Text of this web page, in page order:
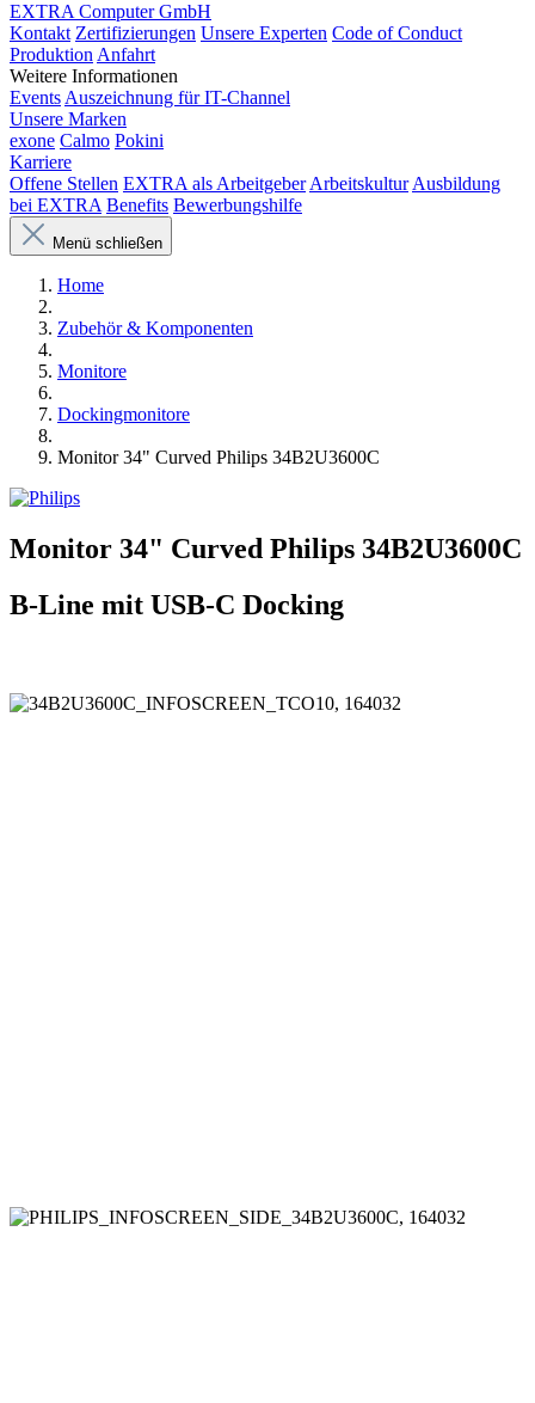
EXTRA Computer GmbH
Kontakt Zertifizierungen Unsere Experten Code of Conduct
Produktion Anfahrt
Weitere Informationen
Events Auszeichnung für IT-Channel
Unsere Marken
exone Calmo Pokini
Karriere
Offene Stellen EXTRA als Arbeitgeber Arbeitskultur Ausbildung
bei EXTRA Benefits Bewerbungshilfe
Menü schließen
Home
Zubehör & Komponenten
Monitore
Dockingmonitore
Monitor 34" Curved Philips 34B2U3600C
Monitor 34" Curved Philips 34B2U3600C
B-Line mit USB-C Docking